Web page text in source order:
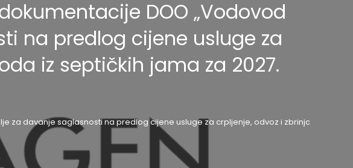
DOO „Vodovod
na predlog cijene usluge za
iz septičkih jama za 2027.
za davanje saglasnosti na predlog cijene usluge za crpljenje, odvoz i zbrinjavanje